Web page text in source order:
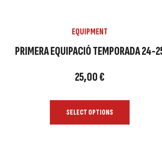
EQUIPMENT
PRIMERA EQUIPACIÓ TEMPORADA 24-
25,00€
SELECT OPTIONS